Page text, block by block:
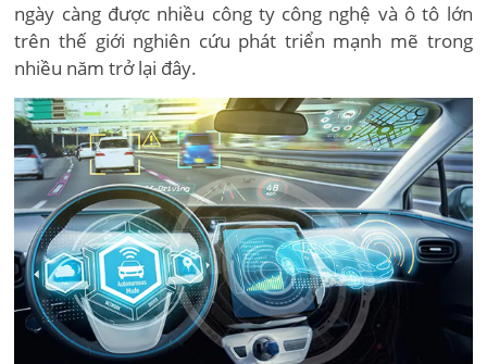
ngày càng được nhiều công ty công nghệ và ô tô lớn
trên thế giới nghiên cứu phát triển mạnh mẽ trong
nhiều năm trở lại đây.